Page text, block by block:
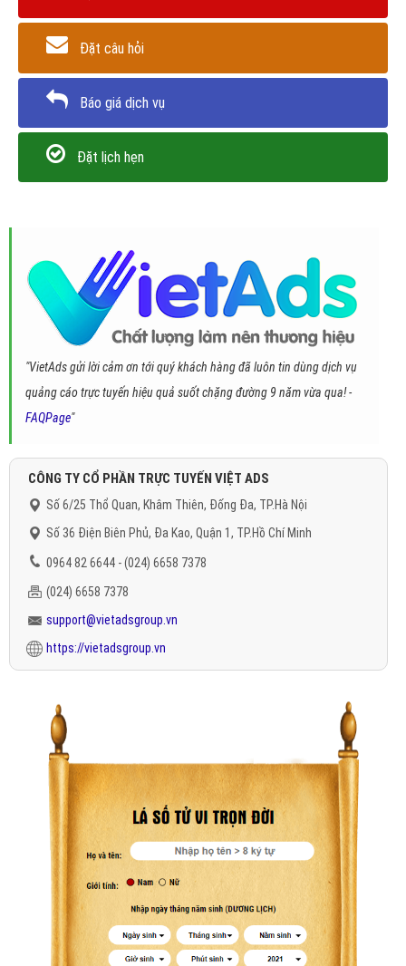
Đặt câu hỏi
Báo giá dịch vụ
Đặt lịch hẹn
"VietAds gửi lời cảm ơn tới quý khách hàng đã luôn tin dùng dịch vụ
quảng cáo trực tuyến hiệu quả suốt chặng đường 9 năm vừa qua! -
FAQPage"
CÔNG TY CỔ PHẦN TRỰC TUYẾN VIỆT ADS
Số 6/25 Thổ Quan, Khâm Thiên, Đống Đa, TP.Hà Nội
Số 36 Điện Biên Phủ, Đa Kao, Quận 1, TP.Hồ Chí Minh
0964 82 6644 - (024) 6658 7378
(024) 6658 7378
support@vietadsgroup.vn
https://vietadsgroup.vn